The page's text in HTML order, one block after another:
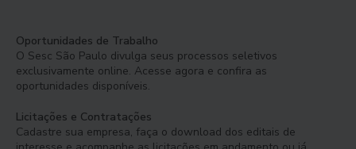
Oportunidades de Trabalho
O Sesc São Paulo divulga seus processos seletivos
exclusivamente online. Acesse agora e confira as
oportunidades disponíveis.
Licitações e Contratações
Cadastre sua empresa, faça o download dos editais de